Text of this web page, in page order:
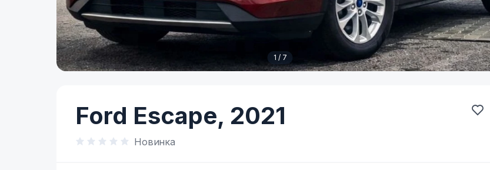
1 / 7
Ford Escape, 2021
Новинка